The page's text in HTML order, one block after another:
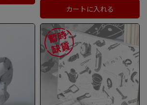
カートに入れる